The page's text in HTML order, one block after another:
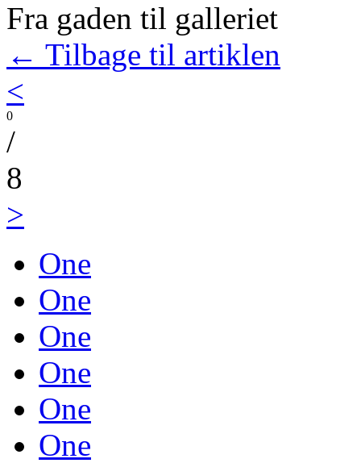
Fra gaden til galleriet
← Tilbage til artiklen
<
0
/
8
>
One
One
One
One
One
One